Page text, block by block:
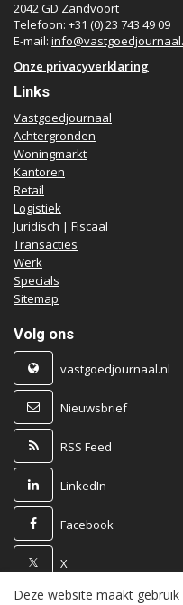
2042 GD Zandvoort
Telefoon: +31 (0) 23 743 49 09
E-mail:
Onze privacyverklaring
Links
Vastgoedjournaal
Achtergronden
Woningmarkt
Kantoren
Retail
Logistiek
Juridisch | Fiscaal
Transacties
Werk
Specials
Sitemap
Volg ons
vastgoedjournaal.nl
Nieuwsbrief
RSS Feed
LinkedIn
Facebook
X
Deze website maakt